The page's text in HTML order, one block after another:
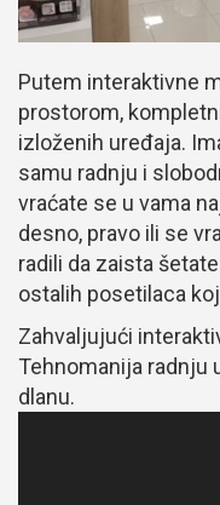
Putem interaktivne
prostorom,
izloženih uređaja.
samu radnju i
vraćate se u vama
desno, pravo ili se
radili da zaista
ostalih posetilaca
Zahvaljujući
Tehnomanija radnju
dlanu.